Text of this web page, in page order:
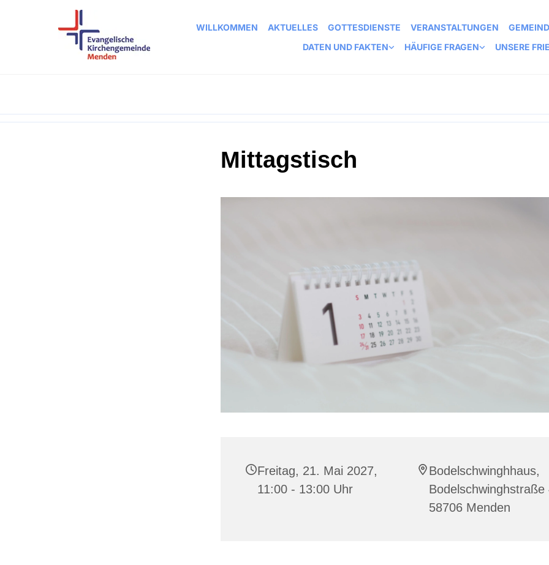
WILLKOMMEN AKTUELLES GOTTESDIENSTE VERANSTALTUNGEN
DATEN UND FAKTEN
HÄUFIGE FRAGEN UNSERE
Mittagstisch
Freitag, 21. Mai 2027,
11:00 - 13:00 Uhr
Bodelschwinghhaus,
Bodelschwinghstraße
58706 Menden